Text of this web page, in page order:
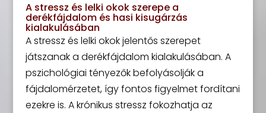
A stressz és lelki okok szerepe a
derékfájdalom és hasi kisugárzás
kialakulásában
A stressz és lelki okok jelentős szerepet
játszanak a derékfájdalom kialakulásában. A
pszichológiai tényezők befolyásolják a
fájdalomérzetet, így fontos figyelmet fordítani
ezekre is. A krónikus stressz fokozhatja az